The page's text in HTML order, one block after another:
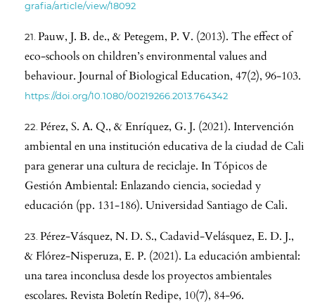
grafia/article/view/18092
Pauw, J. B. de., & Petegem, P. V. (2013). The effect of
eco-schools on children’s environmental values and
behaviour. Journal of Biological Education, 47(2), 96-103.
https://doi.org/10.1080/00219266.2013.764342
Pérez, S. A. Q., & Enríquez, G. J. (2021). Intervención
ambiental en una institución educativa de la ciudad de Cali
para generar una cultura de reciclaje. In Tópicos de
Gestión Ambiental: Enlazando ciencia, sociedad y
educación (pp. 131-186). Universidad Santiago de Cali.
Pérez-Vásquez, N. D. S., Cadavid-Velásquez, E. D. J.,
& Flórez-Nisperuza, E. P. (2021). La educación ambiental:
una tarea inconclusa desde los proyectos ambientales
escolares. Revista Boletín Redipe, 10(7), 84-96.